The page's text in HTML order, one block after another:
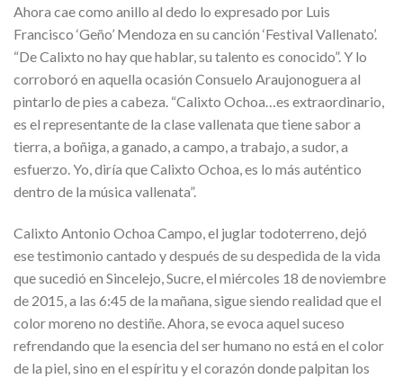
Ahora cae como anillo al dedo lo expresado por Luis
Francisco ‘Geño’ Mendoza en su canción ‘Festival Vallenato’.
“De Calixto no hay que hablar, su talento es conocido”. Y lo
corroboró en aquella ocasión Consuelo Araujonoguera al
pintarlo de pies a cabeza. “Calixto Ochoa…es extraordinario,
es el representante de la clase vallenata que tiene sabor a
tierra, a boñiga, a ganado, a campo, a trabajo, a sudor, a
esfuerzo. Yo, diría que Calixto Ochoa, es lo más auténtico
dentro de la música vallenata”.
Calixto Antonio Ochoa Campo, el juglar todoterreno, dejó
ese testimonio cantado y después de su despedida de la vida
que sucedió en Sincelejo, Sucre, el miércoles 18 de noviembre
de 2015, a las 6:45 de la mañana, sigue siendo realidad que el
color moreno no destiñe. Ahora, se evoca aquel suceso
refrendando que la esencia del ser humano no está en el color
de la piel, sino en el espíritu y el corazón donde palpitan los